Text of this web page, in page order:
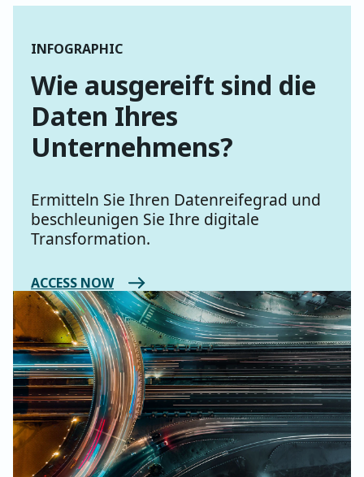
INFOGRAPHIC
Wie ausgereift sind die
Daten Ihres
Unternehmens?
Ermitteln Sie Ihren Datenreifegrad und
beschleunigen Sie Ihre digitale
Transformation.
ACCESS NOW